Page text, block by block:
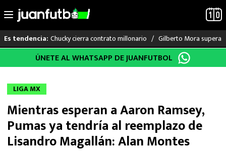
al
Es tendencia: Chucky cierra contrato millonario Gilberto Mora supera
LO ÚLTIMO
LIGA MX
RAYADOS
PUMAS
ÚNETE AL WHATSAPP DE JUANFUTBOL
LIGA MX
Mientras esperan a Aaron Ramsey,
Pumas ya tendría al reemplazo de
Lisandro Magallán: Alan Montes